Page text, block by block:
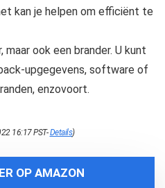
kan je helpen om efficiënt te
ook een brander. U kunt
upgegevens, software of
enzovoort.
16:17 PST-Details)
OP AMAZON